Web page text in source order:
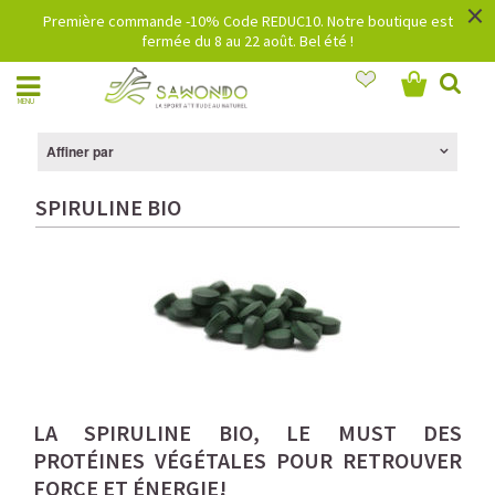
Première commande -10% Code REDUC10. Notre boutique est
fermée du 8 au 22 août. Bel été !
×
MENU
Affiner par
SPIRULINE BIO
LA SPIRULINE BIO, LE MUST DES
PROTÉINES VÉGÉTALES POUR RETROUVER
FORCE ET ÉNERGIE!